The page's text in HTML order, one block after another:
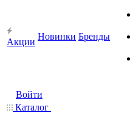
Акции
Новинки Бренды
Войти
Каталог